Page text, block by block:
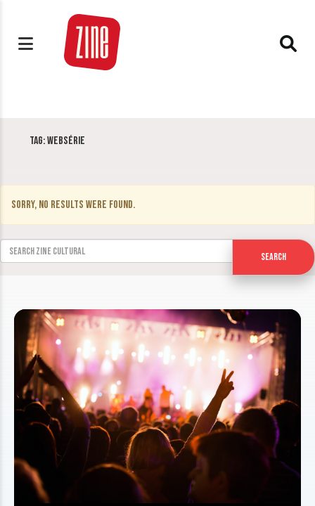
Tag:websérie
Sorry, no results were found.
Search for:
Search